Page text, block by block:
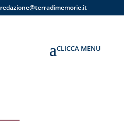
redazione@terradimemorie.it